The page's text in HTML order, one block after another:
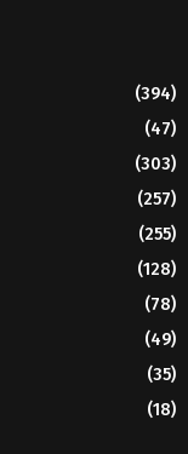
(394)
(47)
(303)
(257)
(255)
(128)
(78)
(49)
(35)
(18)